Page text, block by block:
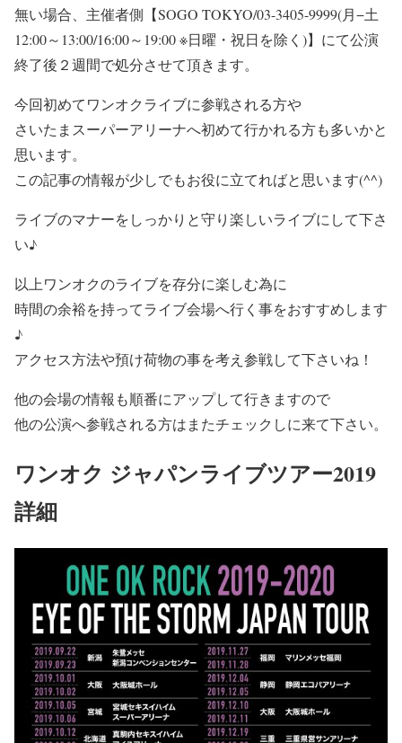
無い場合、主催者側 【SOGO TOKYO/03-3405-9999(月−土
12:00～13:00/16:00～19:00 ※日曜・祝日を除く)】 にて公演
終了後２週間で処分させて頂きます。
今回初めてワンオクライブに参戦される方や
さいたまスーパーアリーナへ初めて行かれる方も多いかと
思います。
この記事の情報が少しでもお役に立てればと思います(^^)
ライブのマナーをしっかりと守り楽しいライブにして下さ
い♪
以上ワンオクのライブを存分に楽しむ為に
時間の余裕を持ってライブ会場へ行く事をおすすめします
♪
アクセス方法や預け荷物の事を考え参戦して下さいね！
他の会場の情報も順番にアップして行きますので
他の公演へ参戦される方はまたチェックしに来て下さい。
ワンオク ジャパンライブツアー2019
詳細